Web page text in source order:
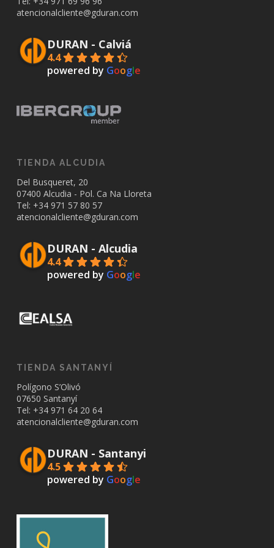
atencionalcliente@gduran.com
DURAN - Calviá
4.4
powered by Google
TIENDA ALCUDIA
Del Busqueret, 20
07400 Alcudia - Pol. Ca Na Lloreta
Tel: +34 971 57 80 57
atencionalcliente@gduran.com
DURAN - Alcudia
4.4
powered by Google
TIENDA SANTANYÍ
Polígono S’Olivó
07650 Santanyí
Tel: +34 971 64 20 64
atencionalcliente@gduran.com
DURAN - Santanyi
4.5
powered by Google